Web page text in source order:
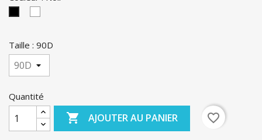
Taille : 90D
Quantité
 AJOUTER AU PANIER favorite_border